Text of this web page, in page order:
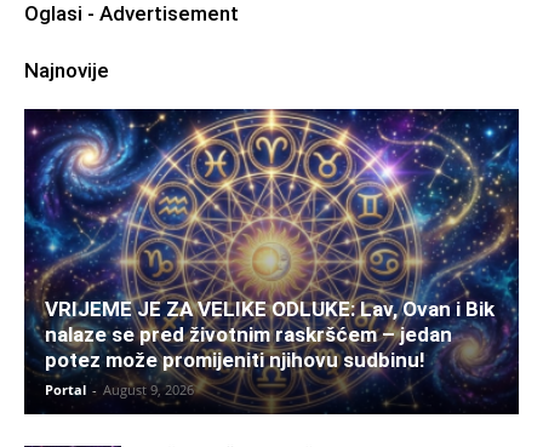
Oglasi - Advertisement
Najnovije
VRIJEME JE ZA VELIKE ODLUKE: Lav, Ovan i Bik
nalaze se pred životnim raskršćem – jedan
potez može promijeniti njihovu sudbinu!
Portal - August 9, 2026